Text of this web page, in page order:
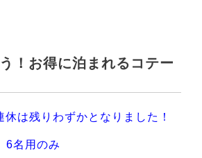
！お得に泊まれるコテー
は残りわずかとなりました！
名用のみ